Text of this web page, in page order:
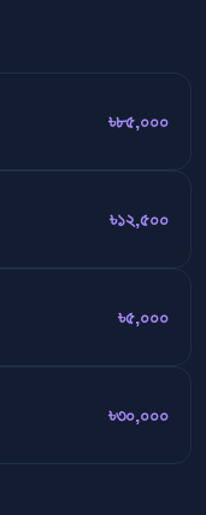
৳৮৫,০০০
৳১২,৫০০
৳৫,০০০
৳৩০,০০০